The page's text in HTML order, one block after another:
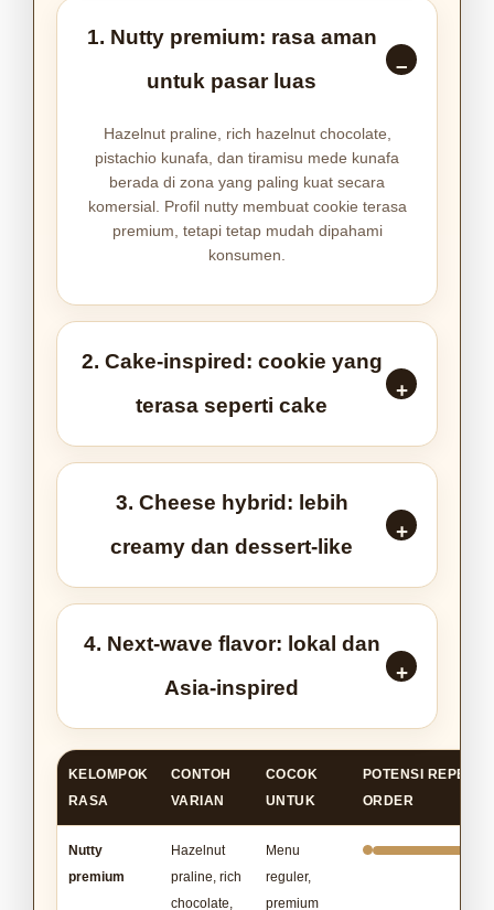
1. Nutty premium: rasa aman
untuk pasar luas
Hazelnut praline, rich hazelnut chocolate,
pistachio kunafa, dan tiramisu mede kunafa
berada di zona yang paling kuat secara
komersial. Profil nutty membuat cookie terasa
premium, tetapi tetap mudah dipahami
konsumen.
2. Cake-inspired: cookie yang
terasa seperti cake
3. Cheese hybrid: lebih
creamy dan dessert-like
4. Next-wave flavor: lokal dan
Asia-inspired
KELOMPOK
RASA
CONTOH
VARIAN
COCOK
UNTUK
POTENSI REPEAT
ORDER
Nutty
premium
Hazelnut
praline, rich
chocolate,
Menu
reguler,
premium